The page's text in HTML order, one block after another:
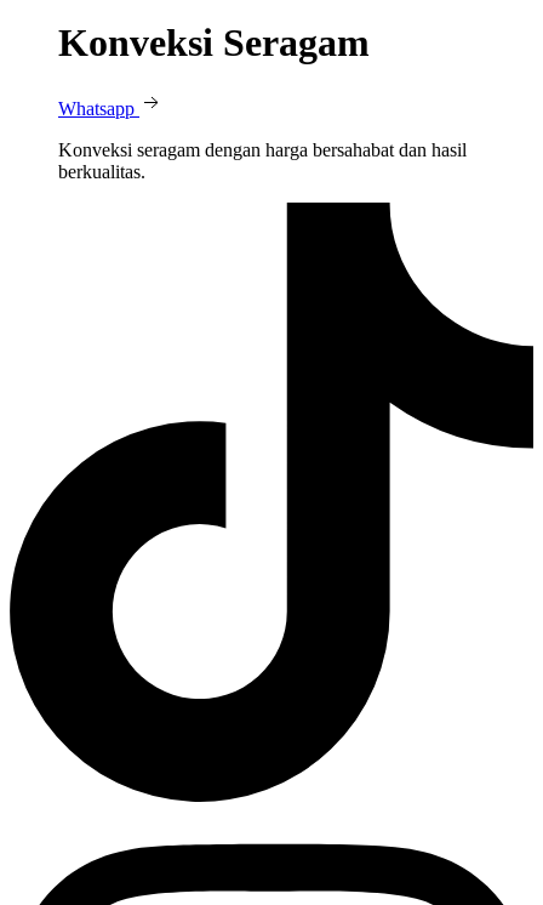
Konveksi Seragam
Whatsapp
Konveksi seragam dengan harga bersahabat dan hasil
berkualitas.